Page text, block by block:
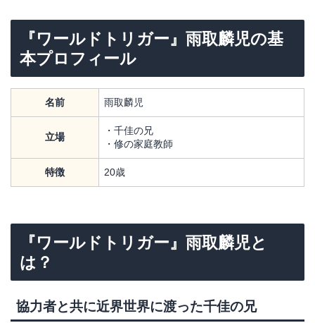
『ワールドトリガー』雨取麟児の基
本プロフィール
名前 雨取麟児
立場
・千佳の兄
・修の家庭教師
特徴 20歳
『ワールドトリガー』雨取麟児と
は？
協力者と共に近界世界に渡った千佳の兄